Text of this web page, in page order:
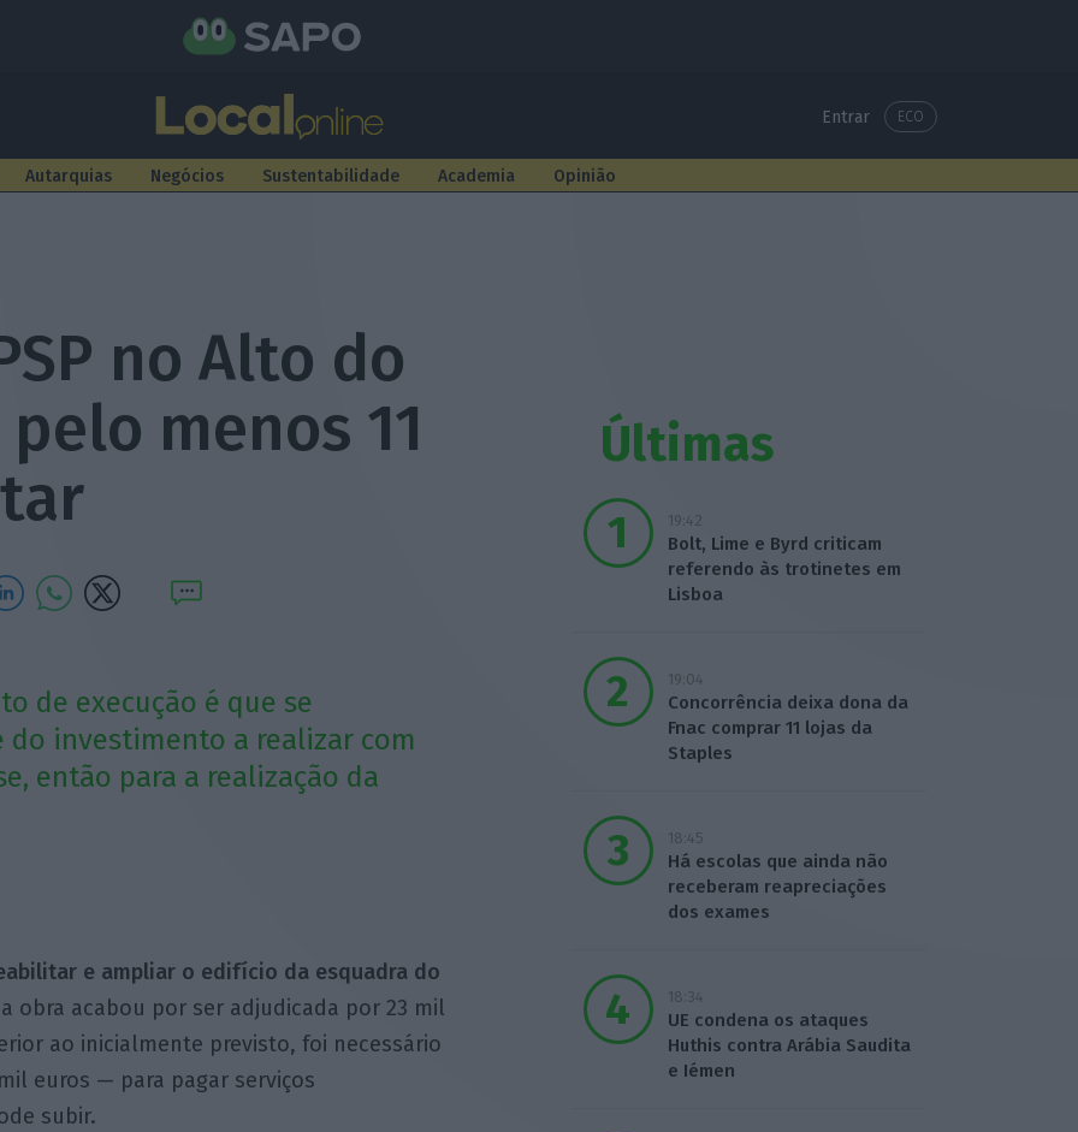
Entrar ECO
Autarquias Negócios Sustentabilidade Academia Opinião
no Alto do
menos 11
de execução é que se
investimento a realizar com
então para a realização da
e ampliar o edifício da esquadra do
obra acabou por ser adjudicada por 23 mil
ao inicialmente previsto, foi necessário
euros — para pagar serviços
subir.
Últimas
19:42
Bolt, Lime e Byrd criticam
referendo às trotinetes em
Lisboa
19:04
Concorrência deixa dona da
Fnac comprar 11 lojas da
Staples
18:45
Há escolas que ainda não
receberam reapreciações
dos exames
18:34
UE condena os ataques
Huthis contra Arábia Saudita
e Iémen